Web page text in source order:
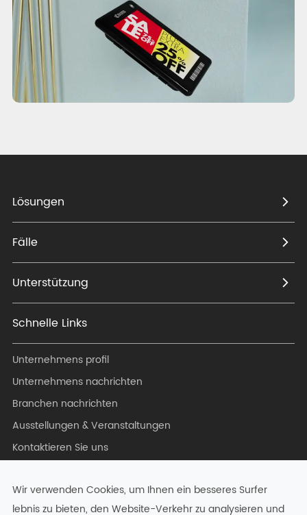
Lösungen
Fälle
Unterstützung
Schnelle Links
Unternehmens profil
Unternehmens nachrichten
Branchen nachrichten
Ausstellungen & Veranstaltungen
Kontaktieren Sie uns
Wir verwenden Cookies, um Ihnen ein besseres Surfer
lebnis zu bieten, den Website-Verkehr zu analysieren und